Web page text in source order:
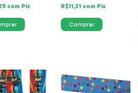
com Pix R$11,31 com Pix